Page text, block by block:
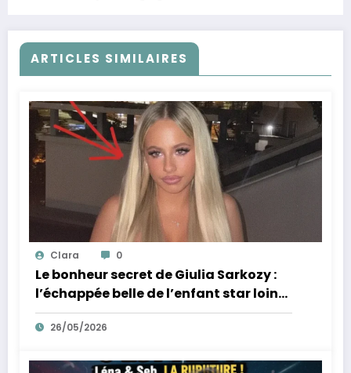
ARTICLES SIMILAIRES
Clara 0
Le bonheur secret de Giulia Sarkozy :
l’échappée belle de l’enfant star loin
des tumultes familiaux.
26/05/2026